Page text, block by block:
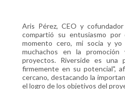
Aris Pérez, CEO y
compartió su entusiasmo por
momento cero, mi socia y yo
muchachos en la
proyectos. Riverside es una
firmemente en su potencial",
cercano, destacando la
el logro de los objetivos del